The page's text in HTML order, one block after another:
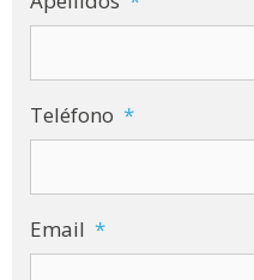
Teléfono *
Email *